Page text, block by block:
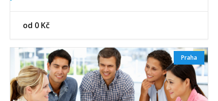
od 0 Kč
Praha